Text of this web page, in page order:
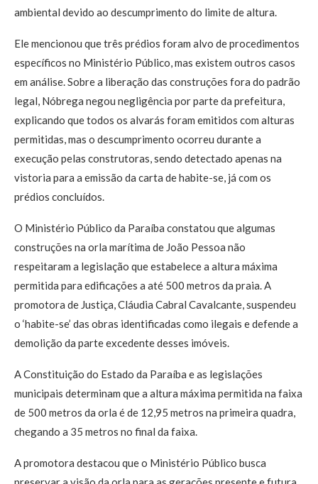
ambiental devido ao descumprimento do limite de altura.
Ele mencionou que três prédios foram alvo de procedimentos
específicos no Ministério Público, mas existem outros casos
em análise. Sobre a liberação das construções fora do padrão
legal, Nóbrega negou negligência por parte da prefeitura,
explicando que todos os alvarás foram emitidos com alturas
permitidas, mas o descumprimento ocorreu durante a
execução pelas construtoras, sendo detectado apenas na
vistoria para a emissão da carta de habite-se, já com os
prédios concluídos.
O Ministério Público da Paraíba constatou que algumas
construções na orla marítima de João Pessoa não
respeitaram a legislação que estabelece a altura máxima
permitida para edificações a até 500 metros da praia. A
promotora de Justiça, Cláudia Cabral Cavalcante, suspendeu
o ‘habite-se’ das obras identificadas como ilegais e defende a
demolição da parte excedente desses imóveis.
A Constituição do Estado da Paraíba e as legislações
municipais determinam que a altura máxima permitida na faixa
de 500 metros da orla é de 12,95 metros na primeira quadra,
chegando a 35 metros no final da faixa.
A promotora destacou que o Ministério Público busca